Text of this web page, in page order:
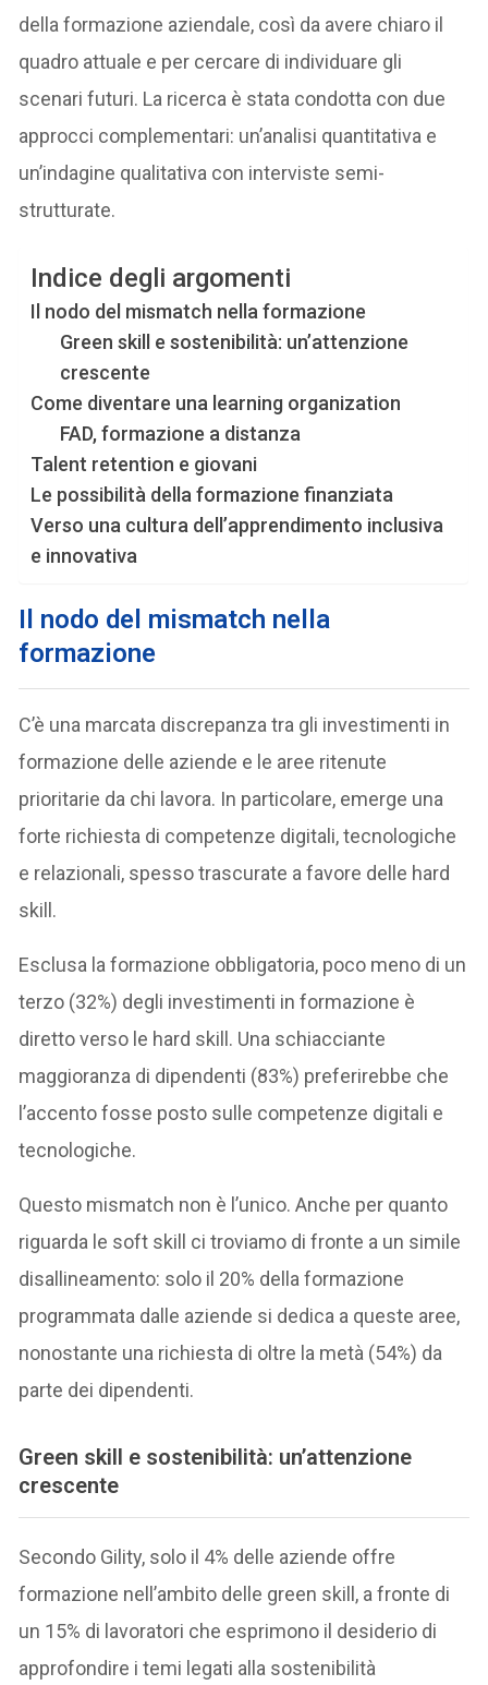
della formazione aziendale, così da avere chiaro il
quadro attuale e per cercare di individuare gli
scenari futuri. La ricerca è stata condotta con due
approcci complementari: un’analisi quantitativa e
un’indagine qualitativa con interviste semi-
strutturate.
Indice degli argomenti
Il nodo del mismatch nella formazione
Green skill e sostenibilità: un’attenzione
crescente
Come diventare una learning organization
FAD, formazione a distanza
Talent retention e giovani
Le possibilità della formazione finanziata
Verso una cultura dell’apprendimento inclusiva
e innovativa
Il nodo del mismatch nella
formazione
C’è una marcata discrepanza tra gli investimenti in
formazione delle aziende e le aree ritenute
prioritarie da chi lavora. In particolare, emerge una
forte richiesta di competenze digitali, tecnologiche
e relazionali, spesso trascurate a favore delle hard
skill.
Esclusa la formazione obbligatoria, poco meno di un
terzo (32%) degli investimenti in formazione è
diretto verso le hard skill. Una schiacciante
maggioranza di dipendenti (83%) preferirebbe che
l’accento fosse posto sulle competenze digitali e
tecnologiche.
Questo mismatch non è l’unico. Anche per quanto
riguarda le soft skill ci troviamo di fronte a un simile
disallineamento: solo il 20% della formazione
programmata dalle aziende si dedica a queste aree,
nonostante una richiesta di oltre la metà (54%) da
parte dei dipendenti.
Green skill e sostenibilità: un’attenzione
crescente
Secondo Gility, solo il 4% delle aziende offre
formazione nell’ambito delle green skill, a fronte di
un 15% di lavoratori che esprimono il desiderio di
approfondire i temi legati alla sostenibilità